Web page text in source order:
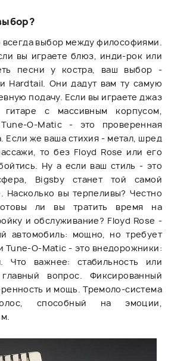
выбор между философиями.
вы играете блюз, инди-рок или
песни у костра, ваш выбор -
Hardtail. Они дадут вам ту самую
подачу. Если вы играете джаз
с массивным корпусом,
O-Matic - это проверенная
Если же ваша стихия - метал, шред
то без Floyd Rose или его
Ну а если ваш стиль - это
Bigsby станет той самой
Насколько вы терпеливы? Честно
ли вы тратить время на
и обслуживание? Floyd Rose -
автомобиль: мощно, но требует
Tune-O-Matic - это внедорожники:
Что важнее: стабильность или
вопрос. Фиксированный
и мощь. Тремоло-система
способный на эмоции,